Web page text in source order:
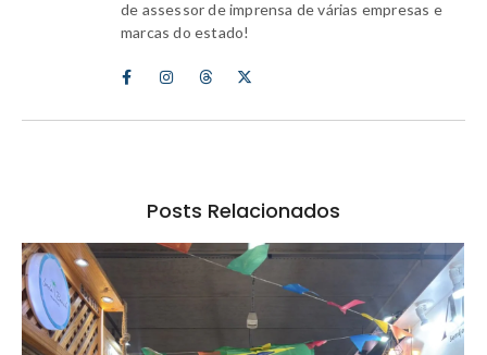
de assessor de imprensa de várias empresas e
marcas do estado!
Posts Relacionados